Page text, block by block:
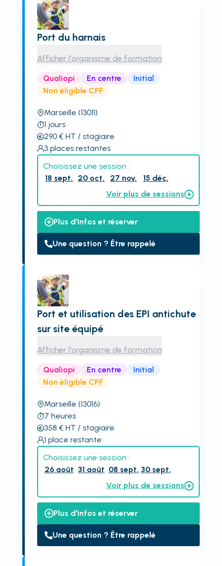
Port du harnais
Afficher l'organisme de formation
Qualiopi En centre
Initial
Non éligible CPF
Marseille (13011)
1 jours
290€ HT / stagiaire
3 places restantes
Choisissez une session :
18 sept.
20 oct. 27 nov.
15 déc.
Voir plus de sessions
Plus d'infos et réserver
Une question ? Être rappelé
Port et utilisation des EPI antichute
sur site équipé
Afficher l'organisme de formation
Qualiopi En centre
Initial
Non éligible CPF
Marseille (13016)
7 heures
358 € HT / stagiaire
1 place restante
Choisissez une session :
26 août 31 août 08 sept. 30 sept.
Voir plus de sessions
Plus d'infos et réserver
Une question ? Être rappelé